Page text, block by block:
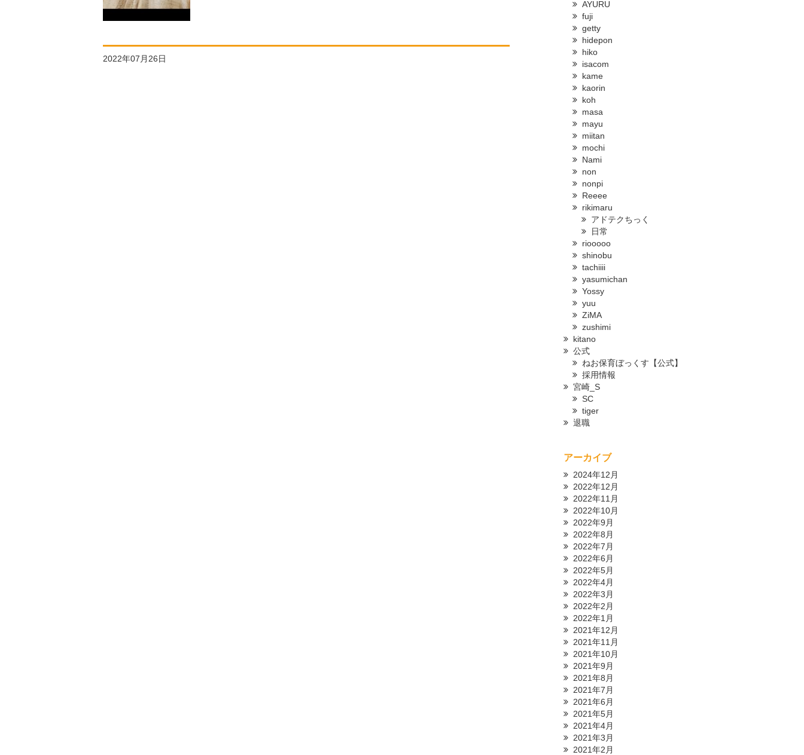
2022年07月26日
AYURU
fuji
getty
hidepon
hiko
isacom
kame
kaorin
koh
masa
mayu
miitan
mochi
Nami
non
nonpi
Reeee
rikimaru
アドテクちっく
日常
riooooo
shinobu
tachiiii
yasumichan
Yossy
yuu
ZiMA
zushimi
kitano
公式
ねお保育ぼっくす【公式】
採用情報
宮崎_S
SC
tiger
退職
アーカイブ
2024年12月
2022年12月
2022年11月
2022年10月
2022年9月
2022年8月
2022年7月
2022年6月
2022年5月
2022年4月
2022年3月
2022年2月
2022年1月
2021年12月
2021年11月
2021年10月
2021年9月
2021年8月
2021年7月
2021年6月
2021年5月
2021年4月
2021年3月
2021年2月